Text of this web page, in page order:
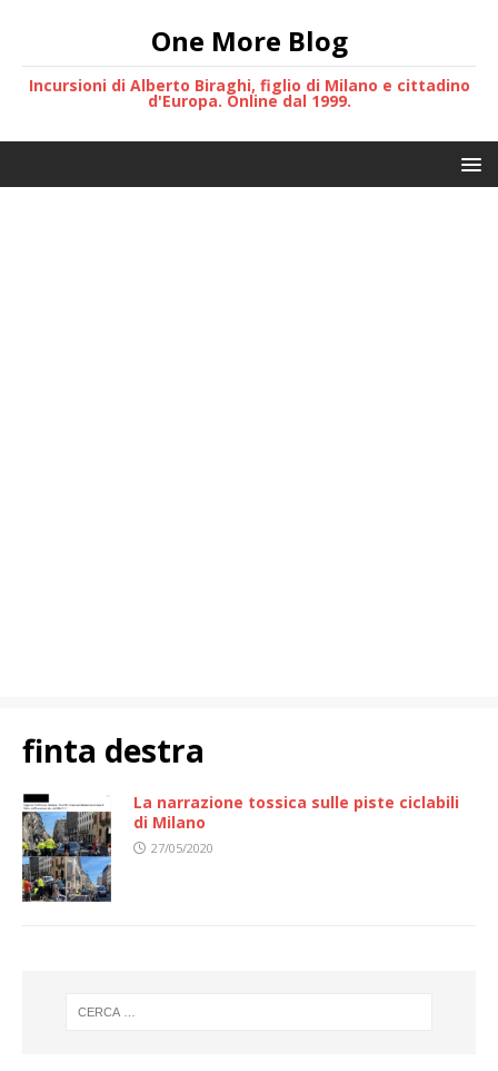
One More Blog
Incursioni di Alberto Biraghi, figlio di Milano e cittadino
d'Europa. Online dal 1999.
finta destra
La narrazione tossica sulle piste ciclabili
di Milano
27/05/2020